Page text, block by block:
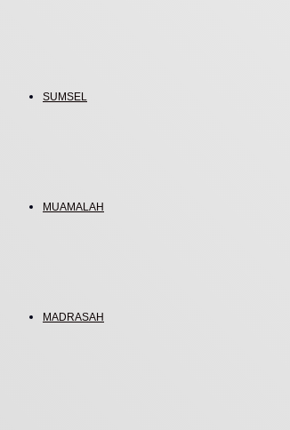
SUMSEL
MUAMALAH
MADRASAH